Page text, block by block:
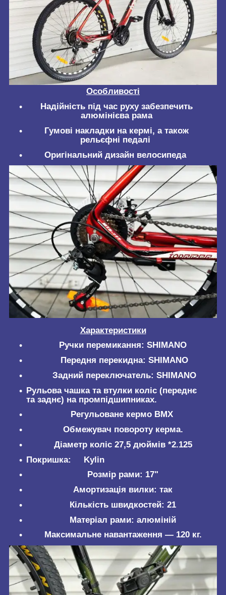
Особливості
Надійність під час руху забезпечить
алюмінієва рама
Гумові накладки на кермі, а також
рельєфні педалі
Оригінальний дизайн велосипеда
Характеристики
Ручки перемикання: SHIMANO
Передня перекидна: SHIMANO
Задний переключатель: SHIMANO
Рульова чашка та втулки коліс (переднє
та заднє) на промпідшипниках.
Регульоване кермо BMX
Обмежувач повороту керма.
Діаметр коліс 27,5 дюймів *2.125
Покришка: Kylin
Розмір рами: 17"
Амортизація вилки: так
Кількість швидкостей: 21
Матеріал рами: алюміній
Максимальне навантаження — 120 кг.